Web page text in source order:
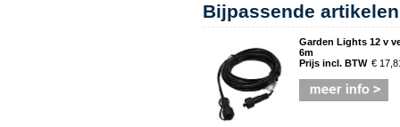
Bijpassende artikelen
Garden Lights 12 v
6m
Prijs incl. BTW €